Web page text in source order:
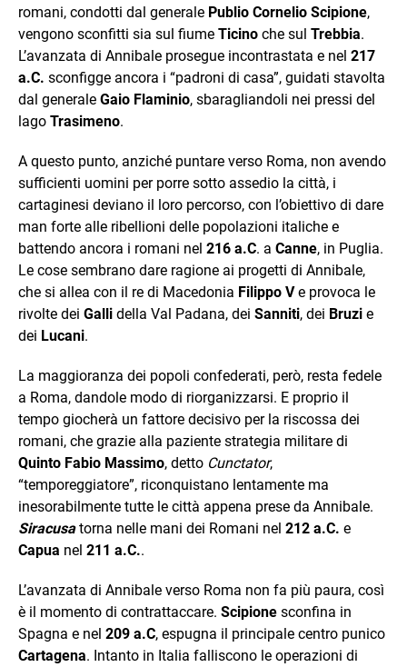
romani, condotti dal generale Publio Cornelio Scipione,
vengono sconfitti sia sul fiume Ticino che sul Trebbia.
L’avanzata di Annibale prosegue incontrastata e nel 217
a.C. sconfigge ancora i “padroni di casa”, guidati stavolta
dal generale Gaio Flaminio, sbaragliandoli nei pressi del
lago Trasimeno.
A questo punto, anziché puntare verso Roma, non avendo
sufficienti uomini per porre sotto assedio la città, i
cartaginesi deviano il loro percorso, con l’obiettivo di dare
man forte alle ribellioni delle popolazioni italiche e
battendo ancora i romani nel 216 a.C. a Canne, in Puglia.
Le cose sembrano dare ragione ai progetti di Annibale,
che si allea con il re di Macedonia Filippo Ve provoca le
rivolte dei Galli della Val Padana, dei Sanniti, dei Bruzi e
dei Lucani.
La maggioranza dei popoli confederati, però, resta fedele
a Roma, dandole modo di riorganizzarsi. E proprio il
tempo giocherà un fattore decisivo per la riscossa dei
romani, che grazie alla paziente strategia militare di
Quinto Fabio Massimo, detto Cunctator,
“temporeggiatore”, riconquistano lentamente ma
inesorabilmente tutte le città appena prese da Annibale.
Siracusatorna nelle mani dei Romani nel 212 a.C. e
Capua nel 211 a.C..
L’avanzata di Annibale verso Roma non fa più paura, così
è il momento di contrattaccare. Scipione sconfina in
Spagna e nel 209 a.C, espugna il principale centro punico
Cartagena. Intanto in Italia falliscono le operazioni di